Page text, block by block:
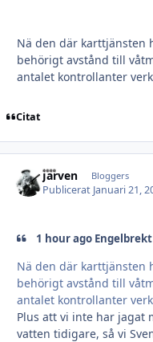
Nä den där karttjänsten
behörigt avstånd till
antalet kontrollanter
Citat
Järven Bloggers
Publicerat Januari 21,
1 hour ago Engelbrekt
Nä den där karttjänsten
behörigt avstånd till
antalet kontrollanter
Plus att vi inte har jagat
vatten tidigare, så vi